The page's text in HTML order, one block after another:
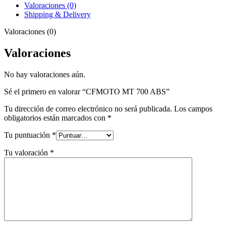
Valoraciones (0)
Shipping & Delivery
Valoraciones (0)
Valoraciones
No hay valoraciones aún.
Sé el primero en valorar “CFMOTO MT 700 ABS”
Tu dirección de correo electrónico no será publicada. Los campos
obligatorios están marcados con *
Tu puntuación *
Tu valoración *